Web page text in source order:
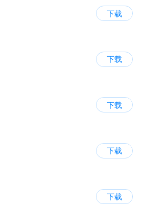
下载
下载
下载
下载
下载